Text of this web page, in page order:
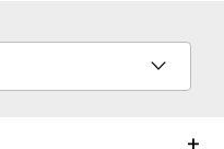
de nuevas